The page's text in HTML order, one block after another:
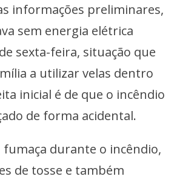
informações preliminares,
sem energia elétrica
sexta-feira, situação que
a utilizar velas dentro
inicial é de que o incêndio
de forma acidental.
durante o incêndio,
de tosse e também